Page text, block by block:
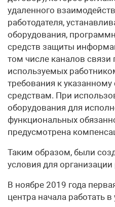
удаленного
работодателя,
оборудования,
средств защиты
том числе каналов связи
используемых
требования к
средствам. При
оборудования для
функциональных
предусмотрена
Таким образом, были
условия для
В ноябре 2019 года
центра начала работать